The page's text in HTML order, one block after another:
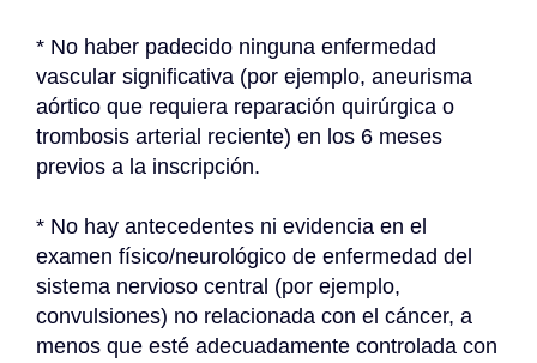
* No haber padecido ninguna enfermedad
vascular significativa (por ejemplo, aneurisma
aórtico que requiera reparación quirúrgica o
trombosis arterial reciente) en los 6 meses
previos a la inscripción.
* No hay antecedentes ni evidencia en el
examen físico/neurológico de enfermedad del
sistema nervioso central (por ejemplo,
convulsiones) no relacionada con el cáncer, a
menos que esté adecuadamente controlada con